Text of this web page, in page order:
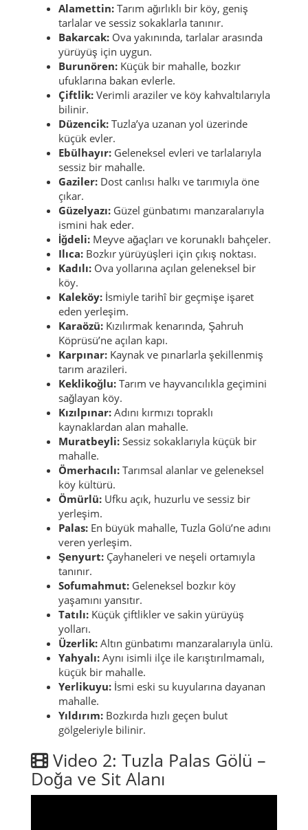
Alamettin: Tarım ağırlıklı bir köy, geniş
tarlalar ve sessiz sokaklarla tanınır.
Bakarcak: Ova yakınında, tarlalar arasında
yürüyüş için uygun.
Burunören: Küçük bir mahalle, bozkır
ufuklarına bakan evlerle.
Çiftlik: Verimli araziler ve köy kahvaltılarıyla
bilinir.
Düzencik: Tuzla’ya uzanan yol üzerinde
küçük evler.
Ebülhayır: Geleneksel evleri ve tarlalarıyla
sessiz bir mahalle.
Gaziler: Dost canlısı halkı ve tarımıyla öne
çıkar.
Güzelyazı: Güzel günbatımı manzaralarıyla
ismini hak eder.
İğdeli: Meyve ağaçları ve korunaklı bahçeler.
Ilıca: Bozkır yürüyüşleri için çıkış noktası.
Kadılı: Ova yollarına açılan geleneksel bir
köy.
Kaleköy: İsmiyle tarihî bir geçmişe işaret
eden yerleşim.
Karaözü: Kızılırmak kenarında, Şahruh
Köprüsü’ne açılan kapı.
Karpınar: Kaynak ve pınarlarla şekillenmiş
tarım arazileri.
Keklikoğlu: Tarım ve hayvancılıkla geçimini
sağlayan köy.
Kızılpınar: Adını kırmızı topraklı
kaynaklardan alan mahalle.
Muratbeyli: Sessiz sokaklarıyla küçük bir
mahalle.
Ömerhacılı: Tarımsal alanlar ve geleneksel
köy kültürü.
Ömürlü: Ufku açık, huzurlu ve sessiz bir
yerleşim.
Palas: En büyük mahalle, Tuzla Gölü’ne adını
veren yerleşim.
Şenyurt: Çayhaneleri ve neşeli ortamıyla
tanınır.
Sofumahmut: Geleneksel bozkır köy
yaşamını yansıtır.
Tatılı: Küçük çiftlikler ve sakin yürüyüş
yolları.
Üzerlik: Altın günbatımı manzaralarıyla ünlü.
Yahyalı: Aynı isimli ilçe ile karıştırılmamalı,
küçük bir mahalle.
Yerlikuyu: İsmi eski su kuyularına dayanan
mahalle.
Yıldırım: Bozkırda hızlı geçen bulut
gölgeleriyle bilinir.
Video 2: Tuzla Palas Gölü –
Doğa ve Sit Alanı